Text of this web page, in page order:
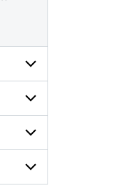
Undersidor
för
Radar
och
satellit
Undersidor
för
Väder
till
havs
Undersidor
för